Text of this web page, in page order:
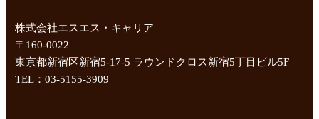
株式会社エスエス・キャリア
〒160-0022
東京都新宿区新宿5-17-5 ラウンドクロス新宿5丁目ビル5F
TEL：03-5155-3909